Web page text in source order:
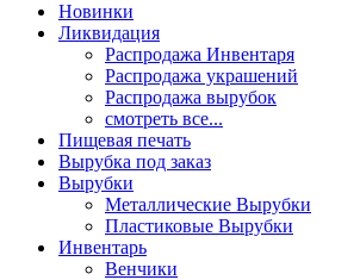
Новинки
Ликвидация
Распродажа Инвентаря
Распродажа украшений
Распродажа вырубок
смотреть все...
Пищевая печать
Вырубка под заказ
Вырубки
Металлические Вырубки
Пластиковые Вырубки
Инвентарь
Венчики